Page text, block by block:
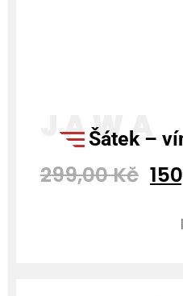
šátek –
299,00Kč